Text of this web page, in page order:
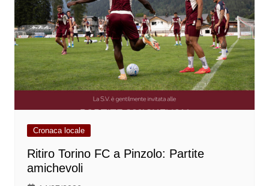
Cronaca locale
Ritiro Torino FC a Pinzolo: Partite
amichevoli